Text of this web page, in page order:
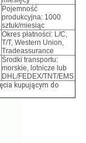
Pojemność
produkcyjna: 1000
sztuk/miesiąc
Okres płatności: L/C,
T/T, Western Union,
Tradeassurance
Środki transportu:
morskie, lotnicze lub
DHL/FEDEX/TNT/EMS
kupującym do